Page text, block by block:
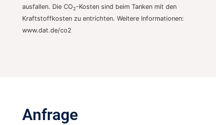
ausfallen. Die CO2-Kosten sind beim Tanken mit den
Kraftstoffkosten zu entrichten. Weitere Informationen:
www.dat.de/co2
Anfrage